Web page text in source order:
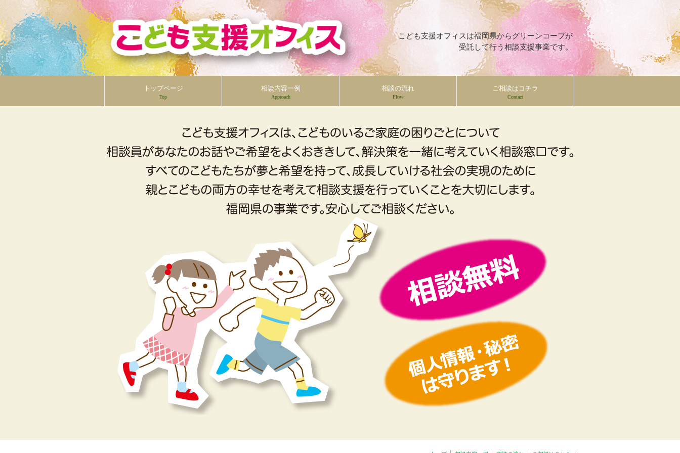
こども支援オフィスは福岡県からグリーンコープが
受託して行う相談支援事業です。
トップページ
Top
相談内容一例
Approach
相談の流れ
Flow
ご相談はコチラ
Contact